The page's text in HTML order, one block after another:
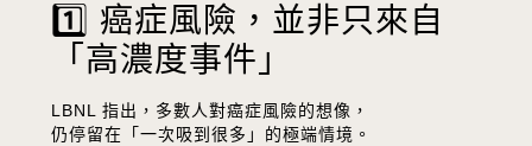
1️⃣ 癌症風險，並非只來自
「高濃度事件」
LBNL 指出，多數人對癌症風險的想像，
仍停留在「一次吸到很多」的極端情境。